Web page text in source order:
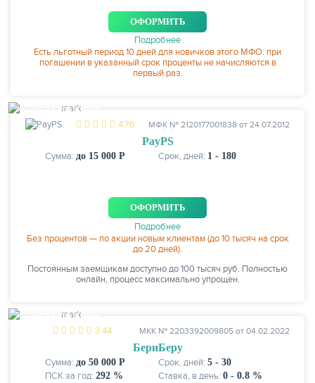
ОФОРМИТЬ
Подробнее
Есть льготный период 10 дней для новичков этого МФО: при
погашении в указанный срок проценты не начисляются в
первый раз.
ЕСТЬ СКИДКИ
4.76 МФК № 2120177001838 от 24.07.2012
PayPS
Сумма: до 15 000 Р Срок, дней: 1 - 180
ОФОРМИТЬ
Подробнее
Без процентов — по акции новым клиентам (до 10 тысяч на срок
до 20 дней).
Постоянным заемщикам доступно до 100 тысяч руб. Полностью
онлайн, процесс максимально упрощен.
ЕСТЬ СКИДКИ
3.44 МКК № 2203392009805 от 04.02.2022
БериБеру
Сумма: до 50 000 Р Срок, дней: 5 - 30
ПСК за год: 292 % Ставка, в день: 0 - 0.8 %